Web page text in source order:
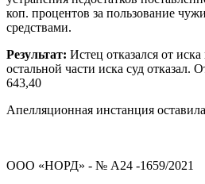
коп. процентов за пользование
средствами.
Результат: Истец отказался от
остальной части иска суд отказал.
643,40
Апелляционная инстанция
ООО «НОРД» - № А24 -1659/2021